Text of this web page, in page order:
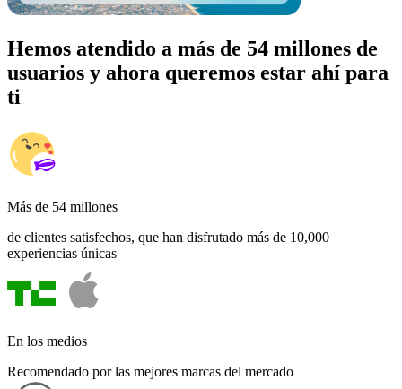
Hemos atendido a más de 54 millones de
usuarios y ahora queremos estar ahí para
ti
Más de 54 millones
de clientes satisfechos, que han disfrutado más de 10,000
experiencias únicas
En los medios
Recomendado por las mejores marcas del mercado